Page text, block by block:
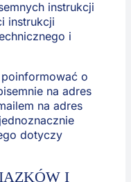
instrukcji
instrukcji
i
o
na adres
na adres
dotyczy
I